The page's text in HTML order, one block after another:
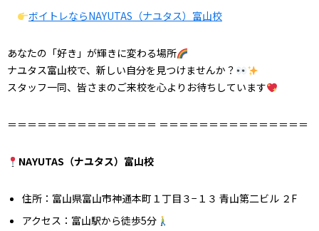
ボイトレならNAYUTAS（ナユタス）富山校
あなたの「好き」が輝きに変わる場所
ナユタス富山校で、新しい自分を見つけませんか？
スタッフ一同、皆さまのご来校を心よりお待ちしています
＝＝＝＝＝＝＝＝＝＝＝＝＝＝＝ ＝＝＝＝＝＝＝＝＝＝＝＝＝＝＝
NAYUTAS（ナユタス）富山校
住所：富山県富山市神通本町１丁目３−１３ 青山第二ビル ２F
アクセス：富山駅から徒歩5分